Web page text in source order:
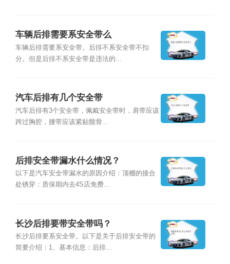
车辆后排需要系安全带么
车辆后排需要系安全带。后排不系安全带不扣
分。但是后排不系安全带是违法的...
汽车后排有几个安全带
汽车后排有3个安全带，佩戴安全带时，肩带应该
跨过胸腔，腰带应该紧贴髋骨...
后排安全带漏水什么情况？
以下是汽车安全带漏水的原因介绍：顶棚的接合
处锈穿：质保期内去4S店免费...
长沙后排要带安全带吗？
长沙后排要系安全带。以下是关于后排安全带的
简要介绍：1、基本信息：后排...